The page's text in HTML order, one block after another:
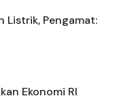
Listrik, Pengamat:
Ekonomi RI